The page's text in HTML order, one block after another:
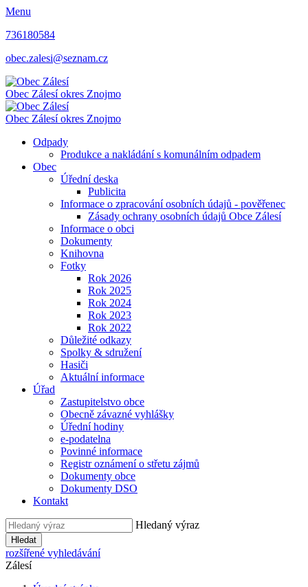
Menu
736180584
obec.zalesi@seznam.cz
Obec Zálesíokres Znojmo
Obec Zálesíokres Znojmo
Odpady
Produkce a nakládání s komunálním odpadem
Obec
Úřední deska
Publicita
Informace o zpracování osobních údajů - pověřenec
Zásady ochrany osobních údajů Obce Zálesí
Informace o obci
Dokumenty
Knihovna
Fotky
Rok 2026
Rok 2025
Rok 2024
Rok 2023
Rok 2022
Důležité odkazy
Spolky & sdružení
Hasiči
Aktuální informace
Úřad
Zastupitelstvo obce
Obecně závazné vyhlášky
Úřední hodiny
e-podatelna
Povinné informace
Registr oznámení o střetu zájmů
Dokumenty obce
Dokumenty DSO
Kontakt
Hledaný výraz
Hledat
rozšířené vyhledávání
Zálesí